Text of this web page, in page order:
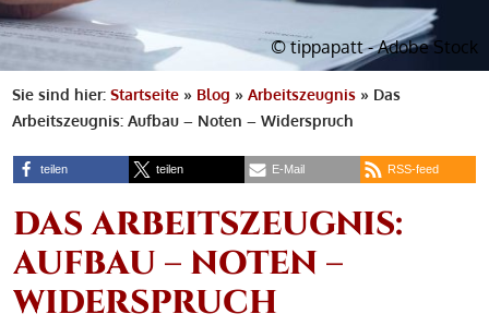
© tippapatt - Adobe Stock
Sie sind hier:Startseite » Blog »Arbeitszeugnis » Das
Arbeitszeugnis: Aufbau – Noten – Widerspruch
teilen teilen E-Mail RSS-feed
DAS ARBEITSZEUGNIS:
AUFBAU – NOTEN –
WIDERSPRUCH